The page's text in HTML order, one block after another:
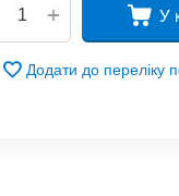
+ У
Додати до переліку